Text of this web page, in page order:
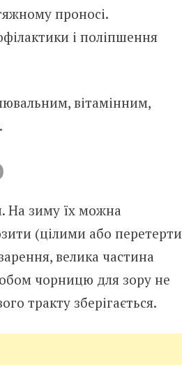
проносі.
і поліпшення
вітамінним,
На зиму їх можна
(цілими або перетерти
велика частина
чорницю для зору не
тракту зберігається.